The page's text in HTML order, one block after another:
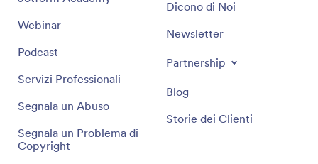
Webinar
Podcast
Servizi Professionali
Segnala un Abuso
Segnala un Problema di
Copyright
Dicono di Noi
Newsletter
Partnership
Blog
Storie dei Clienti